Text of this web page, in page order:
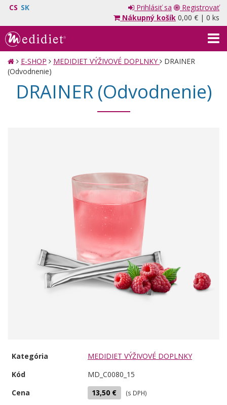
CS SK Prihlásiť sa
Registrovať
Nákupný košík 0,00 €| 0 ks
E-SHOP MEDIDIET VÝŽIVOVÉ DOPLNKY
DRAINER
(Odvodnenie)
DRAINER (Odvodnenie)
Kategória
MEDIDIET VÝŽIVOVÉ DOPLNKY
Kód
MD_C0080_15
Cena
13,50 € (s DPH)